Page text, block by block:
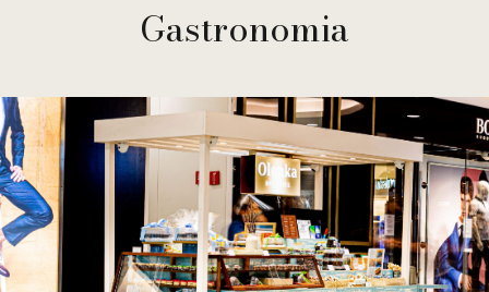
Gastronomia